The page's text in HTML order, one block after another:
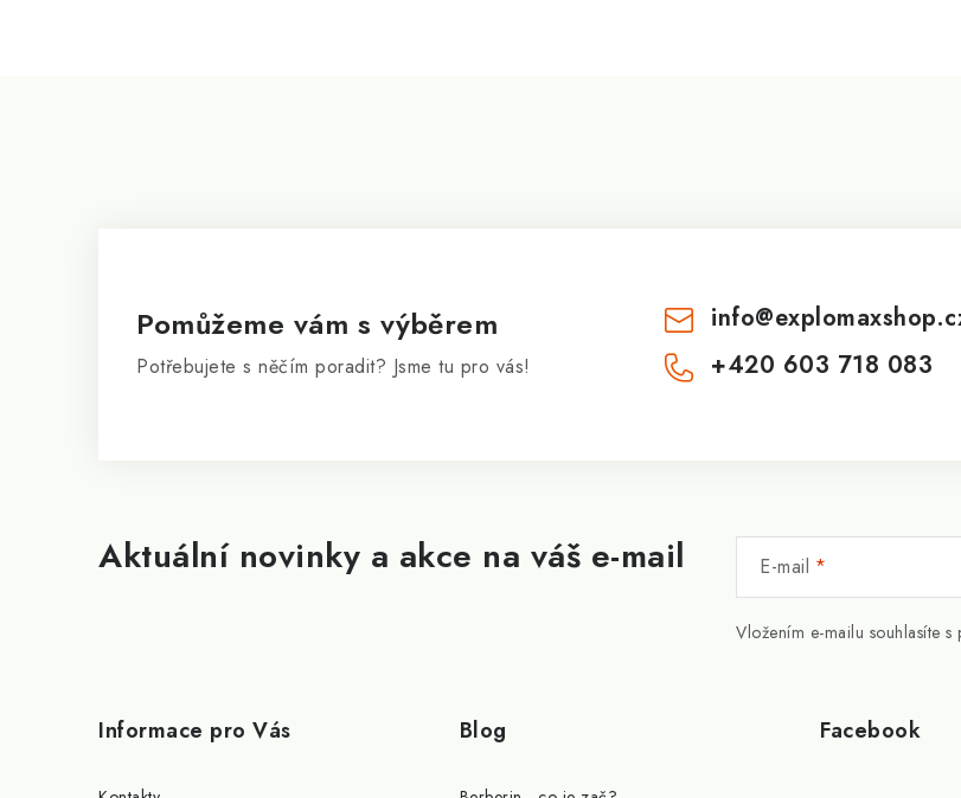
Aktuální novinky a akce na váš e-mail E-mail
Vložením e-mailu souhlasíte s
Pomůžeme vám s výběrem
Potřebujete s něčím poradit? Jsme tu pro vás!
info@
+420 603 718 083
Informace pro Vás Blog Facebook